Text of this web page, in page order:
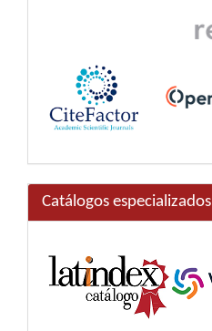
Catálogos especializados